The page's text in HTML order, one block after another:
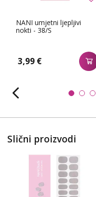
NANI umjetni ljepljivi
nokti - 38/S
3,99 €
Slični proizvodi